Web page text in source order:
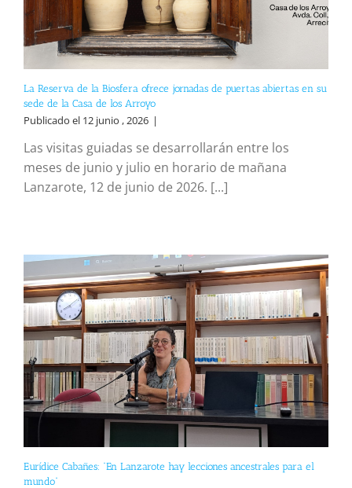
La Reserva de la Biosfera ofrece jornadas de puertas abiertas en su
sede de la Casa de los Arroyo
Publicado el 12 junio , 2026 |
Las visitas guiadas se desarrollarán entre los
meses de junio y julio en horario de mañana
Lanzarote, 12 de junio de 2026. [...]
Eurídice Cabañes: “En Lanzarote hay lecciones ancestrales para el
mundo”